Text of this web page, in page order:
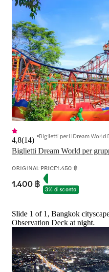
4,8(14) Biglietti per il Dream World
ORIGINAL PRICE1.450 ฿
1.400 ฿ 3% di sconto
Slide 1 of 1, Bangkok
Observation Deck at night.